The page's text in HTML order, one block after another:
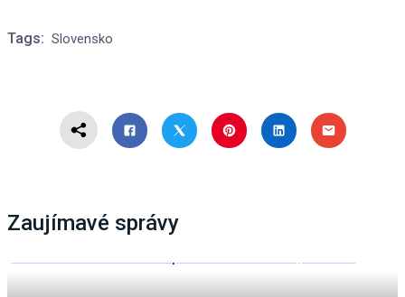
Tags: Slovensko
Zaujímavé správy